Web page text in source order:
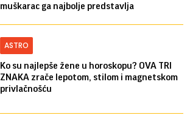
muškarac ga najbolje predstavlja
ASTRO
Ko su najlepše žene u horoskopu? OVA TRI
ZNAKA zrače lepotom, stilom i magnetskom
privlačnošću